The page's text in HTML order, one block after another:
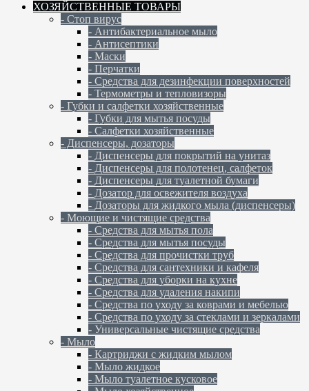
ХОЗЯЙСТВЕННЫЕ ТОВАРЫ
- Стоп вирус
- Антибактериальное мыло
- Антисептики
- Маски
- Перчатки
- Средства для дезинфекции поверхностей
- Термометры и тепловизоры
- Губки и салфетки хозяйственные
- Губки для мытья посуды
- Салфетки хозяйственные
- Диспенсеры, дозаторы
- Диспенсеры для покрытий на унитаз
- Диспенсеры для полотенец, салфеток
- Диспенсеры для туалетной бумаги
- Дозатор для освежителя воздуха
- Дозаторы для жидкого мыла (диспенсеры)
- Моющие и чистящие средства
- Средства для мытья пола
- Средства для мытья посуды
- Средства для прочистки труб
- Средства для сантехники и кафеля
- Средства для уборки на кухне
- Средства для удаления накипи
- Средства по уходу за коврами и мебелью
- Средства по уходу за стеклами и зеркалами
- Универсальные чистящие средства
- Мыло
- Картриджи с жидким мылом
- Мыло жидкое
- Мыло туалетное кусковое